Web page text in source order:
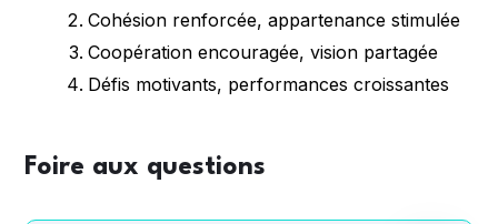
Cohésion renforcée, appartenance stimulée
Coopération encouragée, vision partagée
Défis motivants, performances croissantes
Foire aux questions